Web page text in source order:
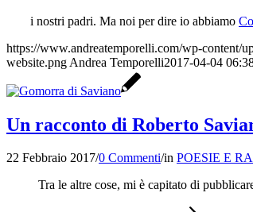
i nostri padri. Ma noi per dire io abbiamo
https://www.andreatemporelli.com/wp-content/
website.png Andrea Temporelli2017-04-04
Un racconto di Roberto
22 Febbraio 2017/0 Commenti/in POESIE E
Tra le altre cose, mi è capitato di